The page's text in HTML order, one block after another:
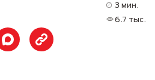
3 мин.
6.7 тыс.